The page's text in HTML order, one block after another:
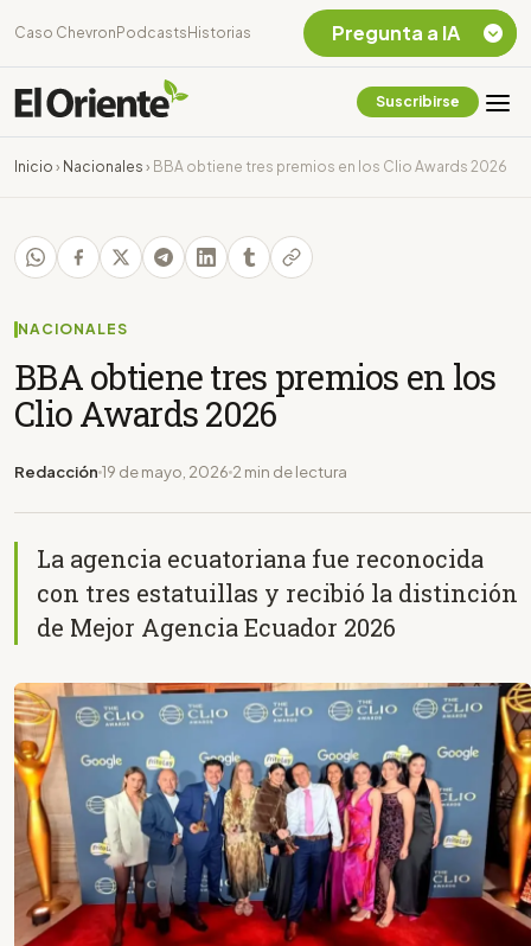
Caso Chevron Podcasts Historias
Suscribirse
Inicio › Nacionales › BBA obtiene tres premios en los Clio Awards 2026
NACIONALES
BBA obtiene tres premios en los
Clio Awards 2026
Redacción 19 de mayo, 2026 2 min de lectura
La agencia ecuatoriana fue reconocida
con tres estatuillas y recibió la distinción
de Mejor Agencia Ecuador 2026
Pregunta a IA
Chevron Ecuador